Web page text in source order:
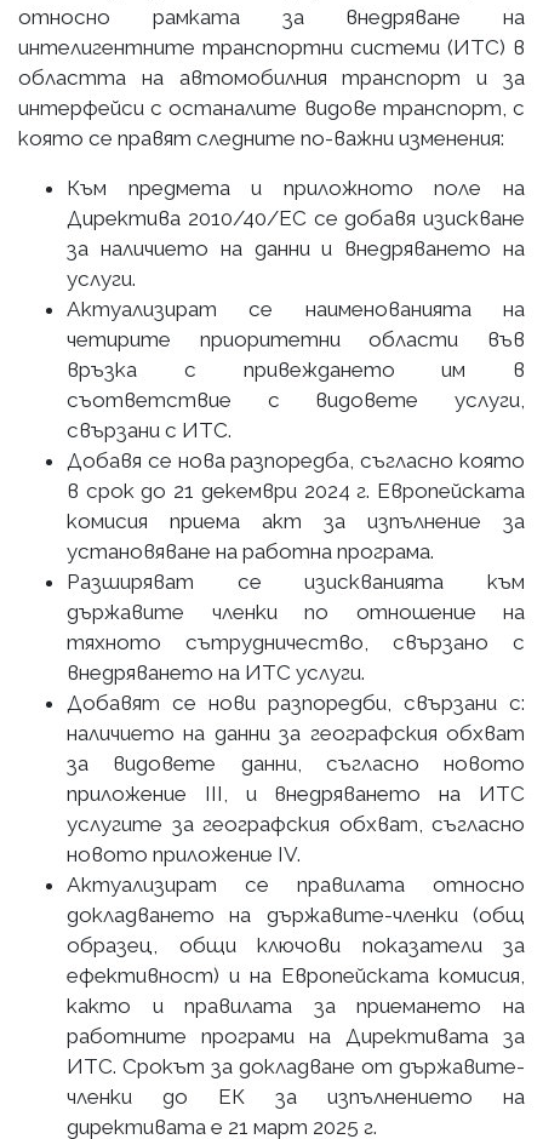
относно рамката за внедряване на
интелигентните транспортни системи (ИТС) в
областта на автомобилния транспорт и за
интерфейси с останалите видове транспорт, с
която се правят следните по-важни изменения:
Към предмета и приложното поле на
Директива 2010/40/ЕС се добавя изискване
за наличието на данни и внедряването на
услуги.
Актуализират се наименованията на
четирите приоритетни области във
връзка с привеждането им в
съответствие с видовете услуги,
свързани с ИТС.
Добавя се нова разпоредба, съгласно която
в срок до 21 декември 2024 г. Европейската
комисия приема акт за изпълнение за
установяване на работна програма.
Разширяват се изискванията към
държавите членки по отношение на
тяхното сътрудничество, свързано с
внедряването на ИТС услуги.
Добавят се нови разпоредби, свързани с:
наличието на данни за географския обхват
за видовете данни, съгласно новото
приложение III, и внедряването на ИТС
услугите за географския обхват, съгласно
новото приложение IV.
Актуализират се правилата относно
докладването на държавите-членки (общ
образец, общи ключови показатели за
ефективност) и на Европейската комисия,
както и правилата за приемането на
работните програми на Директивата за
ИТС. Срокът за докладване от държавите-
членки до ЕК за изпълнението на
директивата е 21 март 2025 г.